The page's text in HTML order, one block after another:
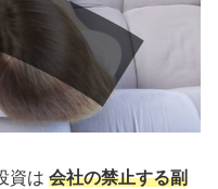
資は 会社の禁止する副